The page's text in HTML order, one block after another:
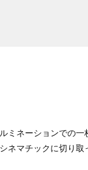
ミネーションでの
ネマチックに切り取